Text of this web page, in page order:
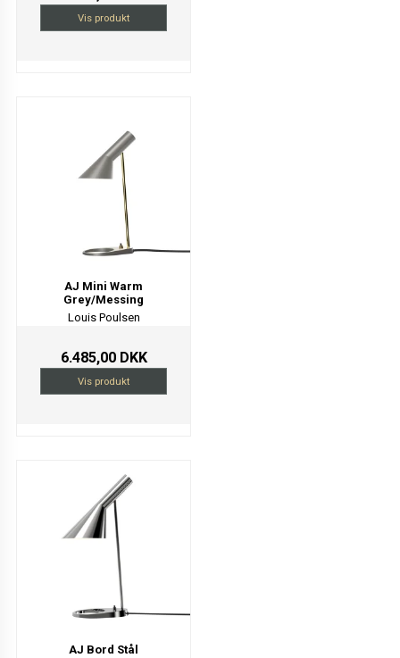
Vis produkt
AJ Mini Warm
Grey/Messing
Louis Poulsen
6.485,00 DKK
Vis produkt
AJ Bord Stål